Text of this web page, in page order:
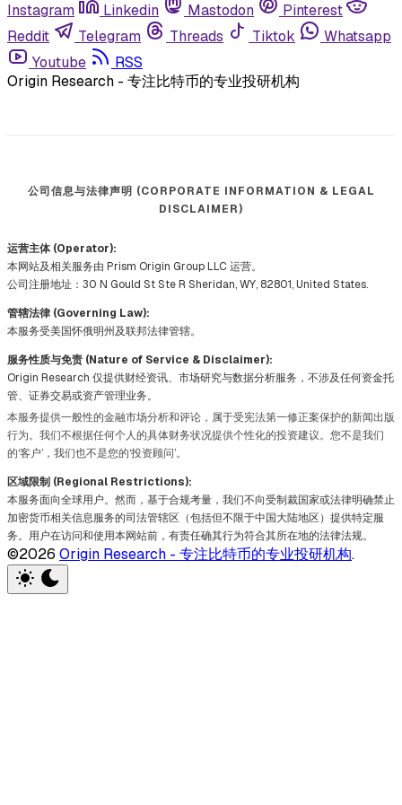
Instagram
Linkedin Mastodon
Pinterest
Reddit
Telegram Threads Tiktok
Whatsapp
Youtube
RSS
Origin Research - 专注比特币的专业投研机构
公司信息与法律声明 (CORPORATE INFORMATION & LEGAL
DISCLAIMER)
运营主体 (Operator):
本网站及相关服务由 Prism Origin Group LLC 运营。
公司注册地址：30 N Gould St Ste R Sheridan, WY, 82801, United States.
管辖法律 (Governing Law):
本服务受美国怀俄明州及联邦法律管辖。
服务性质与免责 (Nature of Service & Disclaimer):
Origin Research 仅提供财经资讯、市场研究与数据分析服务，不涉及任何资金托
管、证券交易或资产管理业务。
本服务提供一般性的金融市场分析和评论，属于受宪法第一修正案保护的新闻出版
行为。我们不根据任何个人的具体财务状况提供个性化的投资建议。您不是我们
的‘客户’，我们也不是您的‘投资顾问’。
区域限制 (Regional Restrictions):
本服务面向全球用户。然而，基于合规考量，我们不向受制裁国家或法律明确禁止
加密货币相关信息服务的司法管辖区（包括但不限于中国大陆地区）提供特定服
务。用户在访问和使用本网站前，有责任确其行为符合其所在地的法律法规。
©2026 Origin Research - 专注比特币的专业投研机构.